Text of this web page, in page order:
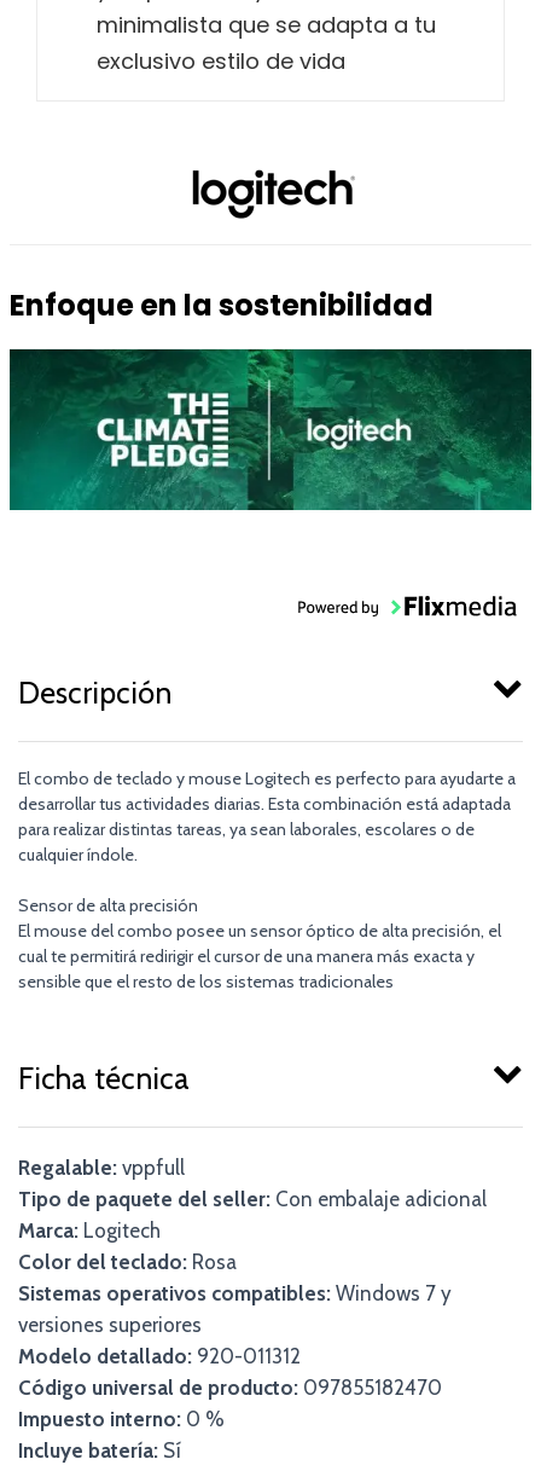
minimalista que se adapta a tu
exclusivo estilo de vida
Enfoque en la sostenibilidad
Descripción
El combo de teclado y mouse Logitech es perfecto para ayudarte a
desarrollar tus actividades diarias. Esta combinación está adaptada
para realizar distintas tareas, ya sean laborales, escolares o de
cualquier índole.
Sensor de alta precisión
El mouse del combo posee un sensor óptico de alta precisión, el
cual te permitirá redirigir el cursor de una manera más exacta y
sensible que el resto de los sistemas tradicionales
Ficha técnica
Regalable: vppfull
Tipo de paquete del seller: Con embalaje adicional
Marca: Logitech
Color del teclado: Rosa
Sistemas operativos compatibles: Windows 7 y
versiones superiores
Modelo detallado: 920-011312
Código universal de producto: 097855182470
Impuesto interno: 0 %
Incluye batería: Sí